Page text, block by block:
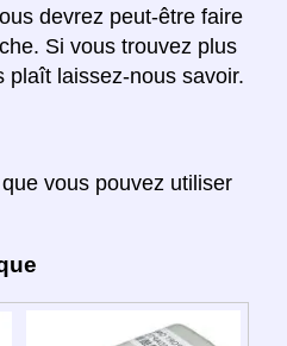
devrez peut-être faire
Si vous trouvez plus
plaît laissez-nous savoir.
vous pouvez utiliser